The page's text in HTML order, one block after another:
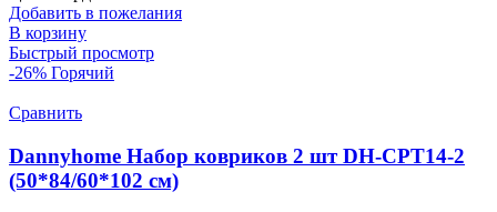
Добавить в пожелания
В корзину
Быстрый просмотр
-26% Горячий
Сравнить
Dannyhome Набор ковриков 2 шт DH-CPT14-2
(50*84/60*102 см)